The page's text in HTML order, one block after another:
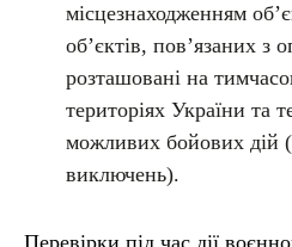
місцезнаходженням
об’єктів, пов’язаних з
розташовані на
територіях України та
можливих бойових дій
виключень).
Перевірки під час дії